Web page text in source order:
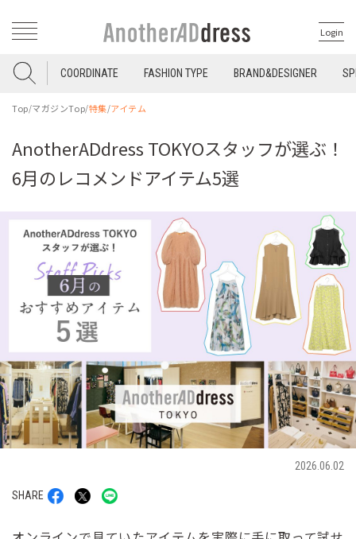
Login
COORDINATE FASHION TYPE BRAND&DESIGNER
Top/マガジンTop/特集/アイテム
AnotherADdress TOKYOスタッフが選ぶ！
6月のレコメンドアイテム5選
2026.06.02
SHARE